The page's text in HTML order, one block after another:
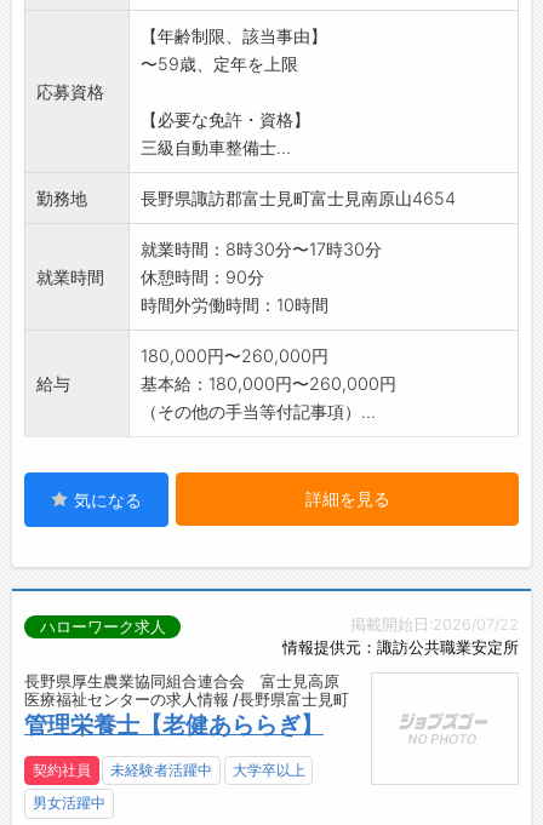
応募資格
【年齢制限、該当事由】
〜59歳、定年を上限
【必要な免許・資格】
三級自動車整備士...
勤務地 長野県諏訪郡富士見町富士見南原山4654
就業時間
就業時間：8時30分〜17時30分
休憩時間：90分
時間外労働時間：10時間
給与
180,000円〜260,000円
基本給：180,000円〜260,000円
（その他の手当等付記事項）...
気になる 詳細を見る
掲載開始日:2026/07/22
情報提供元：諏訪公共職業安定所
ハローワーク求人
長野県厚生農業協同組合連合会 富士見高原
医療福祉センターの求人情報 /長野県富士見町
管理栄養士【老健あららぎ】
契約社員 未経験者活躍中
大学卒以上
男女活躍中